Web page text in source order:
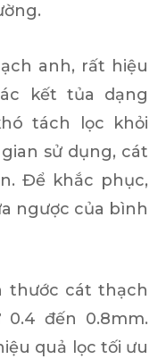
anh, rất hiệu
kết tủa dạng
tách lọc khỏi
sử dụng, cát
Để khắc phục,
ngược của bình
thước cát thạch
đến 0.8mm.
quả lọc tối ưu